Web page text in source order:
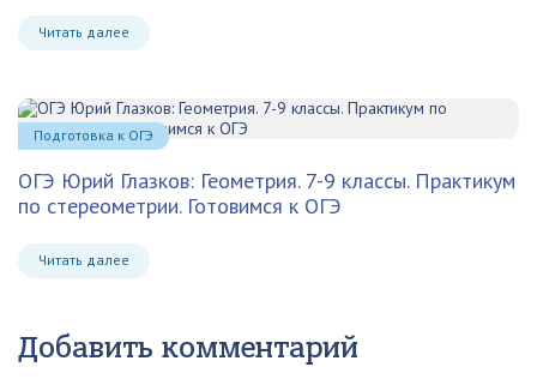
Читать далее
ОГЭ Юрий Глазков: Геометрия. 7-9 классы. Практикум
по стереометрии. Готовимся к ОГЭ
Читать далее
Подготовка к ОГЭ
Добавить комментарий